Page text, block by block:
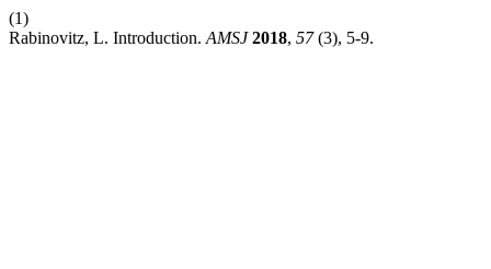
(1)
Rabinovitz, L. Introduction. AMSJ 2018, 57(3), 5-9.